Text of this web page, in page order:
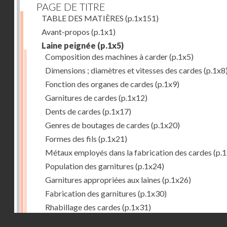
PAGE DE TITRE
TABLE DES MATIÈRES (p.1x151)
Avant-propos (p.1x1)
Laine peignée (p.1x5)
Composition des machines à carder(p.1x5)
Dimensions ; diamètres et vitesses des cardes
Fonction des organes de cardes (p.1x9)
Garnitures de cardes (p.1x12)
Dents de cardes (p.1x17)
Genres de boutages de cardes (p.1x20)
Formes des fils (p.1x21)
Métaux employés dans la fabrication des cardes
Population des garnitures (p.1x24)
Garnitures appropriées aux laines (p.1x26)
Fabrication des garnitures (p.1x30)
Rhabillage des cardes (p.1x31)